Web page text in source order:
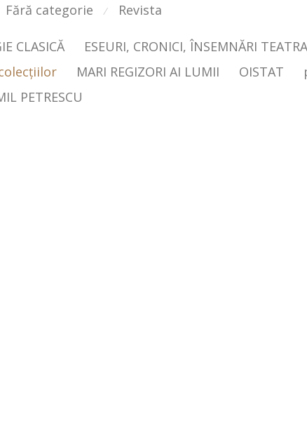
Fără categorie ⁄ Revista
CLASICĂ
ESEURI, CRONICI, ÎNSEMNĂRI
MARI REGIZORI AI LUMII OISTAT
PETRESCU